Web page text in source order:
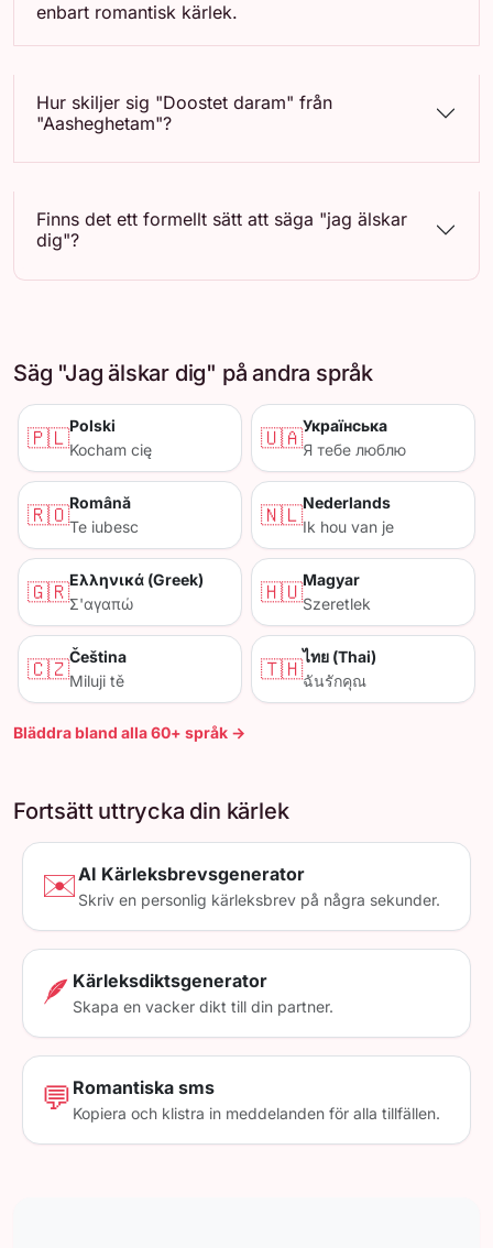
enbart romantisk kärlek.
Hur skiljer sig "Doostet daram" från
"Aasheghetam"?
Finns det ett formellt sätt att säga "jag älskar
dig"?
Säg "Jag älskar dig" på andra språk
🇵🇱Polski
Kocham cię
🇺🇦Українська
Я тебе люблю
🇷🇴Română
Te iubesc
🇳🇱Nederlands
Ik hou van je
🇬🇷Ελληνικά (Greek)
Σ'αγαπώ
🇭🇺Magyar
Szeretlek
🇨🇿Čeština
Miluji tě
🇹🇭ไทย (Thai)
ฉันรักคุณ
Bläddra bland alla 60+ språk →
Fortsätt uttrycka din kärlek
✉️AI Kärleksbrevsgenerator
Skriv en personlig kärleksbrev på några sekunder.
🪶 Kärleksdiktsgenerator
Skapa en vacker dikt till din partner.
💬 Romantiska sms
Kopiera och klistra in meddelanden för alla tillfällen.